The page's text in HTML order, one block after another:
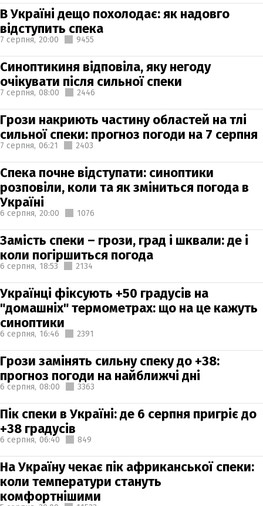
В Україні дещо похолодає: як надовго
відступить спека
7 серпня, 20:00 9455
Синоптикиня відповіла, яку негоду
очікувати після сильної спеки
7 серпня, 08:00 2446
Грози накриють частину областей на тлі
сильної спеки: прогноз погоди на 7 серпня
7 серпня, 06:21 2403
Спека почне відступати: синоптики
розповіли, коли та як зміниться погода в
Україні
6 серпня, 20:00 1076
Замість спеки – грози, град і шквали: де і
коли погіршиться погода
6 серпня, 18:53 2134
Українці фіксують +50 градусів на
"домашніх" термометрах: що на це кажуть
синоптики
6 серпня, 16:46 2391
Грози замінять сильну спеку до +38:
прогноз погоди на найближчі дні
6 серпня, 08:00 3363
Пік спеки в Україні: де 6 серпня пригріє до
+38 градусів
6 серпня, 06:40 849
На Україну чекає пік африканської спеки:
коли температури стануть
комфортнішими